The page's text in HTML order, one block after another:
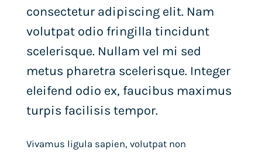
consectetur adipiscing elit. Nam
volutpat odio fringilla tincidunt
scelerisque. Nullam vel mi sed
metus pharetra scelerisque. Integer
eleifend odio ex, faucibus maximus
turpis facilisis tempor.
Vivamus ligula sapien, volutpat non